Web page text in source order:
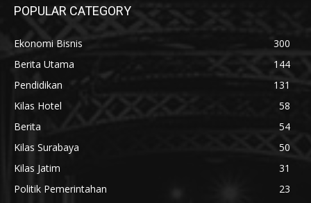
POPULAR CATEGORY
Ekonomi Bisnis
300
Berita Utama
144
Pendidikan
131
Kilas Hotel
58
Berita
54
Kilas Surabaya
50
Kilas Jatim
31
Politik Pemerintahan
23